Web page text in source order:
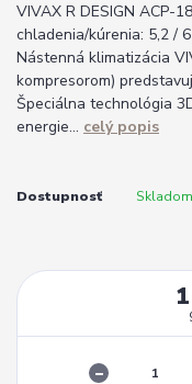
VIVAX R DESIGN ACP-
chladenia/kúrenia: 5,2 /
Nástenná klimatizácia
kompresorom)
Špeciálna technológia
energie... celý popis
Dostupnosť Skladom